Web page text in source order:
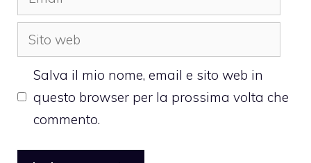
Sito
web
Salva il mio nome, email e sito web in
questo browser per la prossima volta che
commento.